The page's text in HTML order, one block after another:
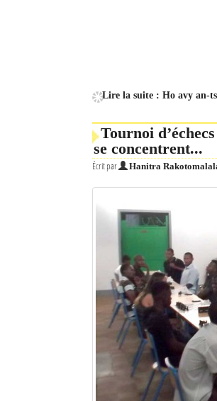
Identifiant oublié ?
Mot de passe oublié ?
Lire la suite : Ho avy an-
Tournoi
se concentrent...
Écrit par Hanitra